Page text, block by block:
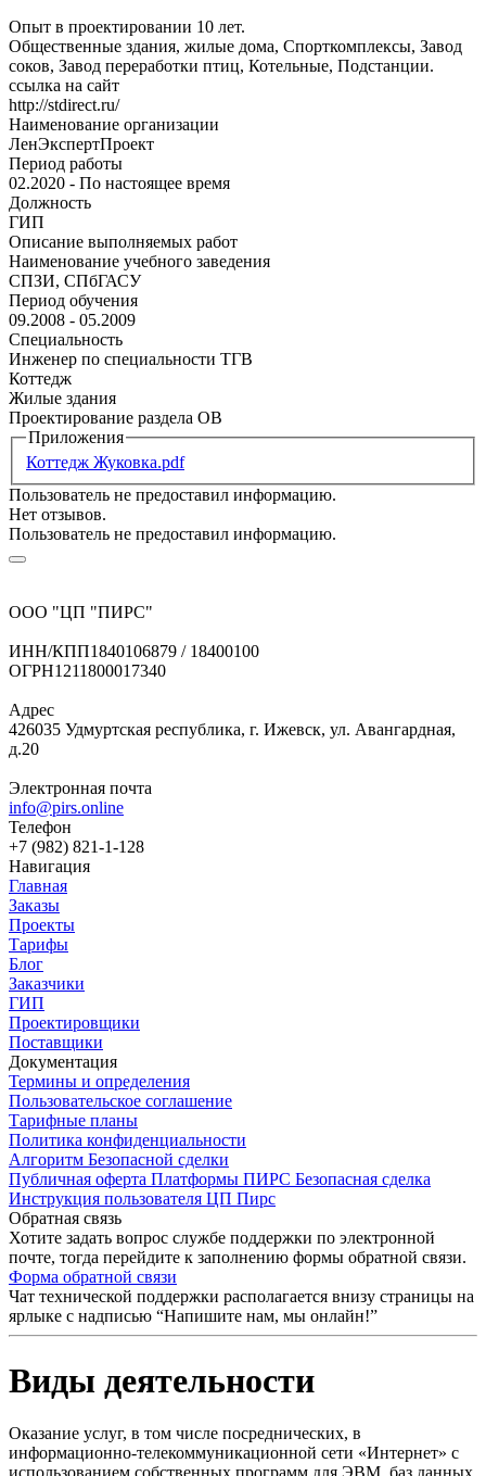
Опыт в проектировании 10 лет.
Общественные здания, жилые дома, Спорткомплексы, Завод
соков, Завод переработки птиц, Котельные, Подстанции.
ссылка на сайт
http://stdirect.ru/
Наименование организации
ЛенЭкспертПроект
Период работы
02.2020 - По настоящее время
Должность
ГИП
Описание выполняемых работ
Наименование учебного заведения
СПЗИ, СПбГАСУ
Период обучения
09.2008 - 05.2009
Специальность
Инженер по специальности ТГВ
Коттедж
Жилые здания
Проектирование раздела ОВ
Приложения
Коттедж Жуковка.pdf
Пользователь не предоставил информацию.
Нет отзывов.
Пользователь не предоставил информацию.
ООО "ЦП "ПИРС"
ИНН/КПП1840106879 / 18400100
ОГРН1211800017340
Адрес
426035 Удмуртская республика, г. Ижевск, ул. Авангардная,
д.20
Электронная почта
info@pirs.online
Телефон
+7 (982) 821-1-128
Навигация
Главная
Заказы
Проекты
Тарифы
Блог
Заказчики
ГИП
Проектировщики
Поставщики
Документация
Термины и определения
Пользовательское соглашение
Тарифные планы
Политика конфиденциальности
Алгоритм Безопасной сделки
Публичная оферта Платформы ПИРС Безопасная сделка
Инструкция пользователя ЦП Пирс
Обратная связь
Хотите задать вопрос службе поддержки по электронной
почте, тогда перейдите к заполнению формы обратной связи.
Форма обратной связи
Чат технической поддержки располагается внизу страницы на
ярлыке с надписью “Напишите нам, мы онлайн!”
Виды деятельности
Оказание услуг, в том числе посреднических, в
информационно-телекоммуникационной сети «Интернет» с